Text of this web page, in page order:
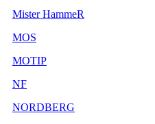
Mister HammeR
MOS
MOTIP
NF
NORDBERG